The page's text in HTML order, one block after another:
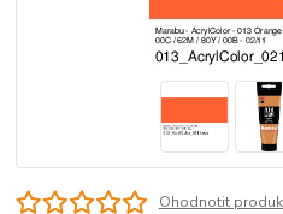
Ohodnotit